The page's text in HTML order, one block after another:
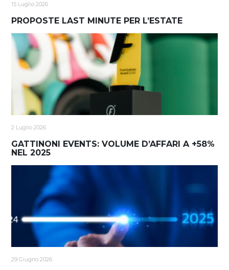
15 Luglio 2026
PROPOSTE LAST MINUTE PER L’ESTATE
2 Luglio 2026
GATTINONI EVENTS: VOLUME D’AFFARI A +58%
NEL 2025
29 Giugno 2026